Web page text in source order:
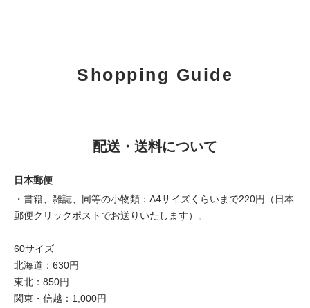
Shopping Guide
配送・送料について
日本郵便
・書籍、雑誌、同等の小物類：A4サイズくらいまで220円（日本
郵便クリックポストでお送りいたします）。
60サイズ
北海道：630円
東北：850円
関東・信越：1,000円